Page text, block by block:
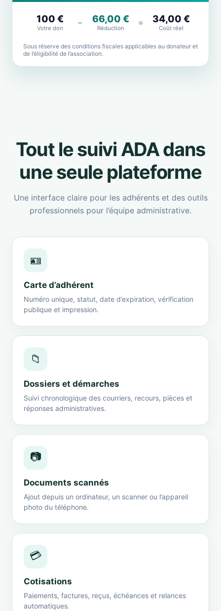
100 €
Votre don
− 66,00 €
Réduction
= 34,00 €
Coût réel
Sous réserve des conditions fiscales applicables au donateur et
de l’éligibilité de l’association.
Tout le suivi ADA dans
une seule plateforme
Une interface claire pour les adhérents et des outils
professionnels pour l’équipe administrative.
🪪
Carte d’adhérent
Numéro unique, statut, date d’expiration, vérification
publique et impression.
📁
Dossiers et démarches
Suivi chronologique des courriers, recours, pièces et
réponses administratives.
📷
Documents scannés
Ajout depuis un ordinateur, un scanner ou l’appareil
photo du téléphone.
💳
Cotisations
Paiements, factures, reçus, échéances et relances
automatiques.